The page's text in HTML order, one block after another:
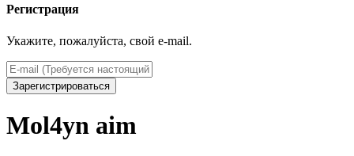
Регистрация
Укажите, пожалуйста, свой e-mail.
Зарегистрироваться
Mol4yn aim